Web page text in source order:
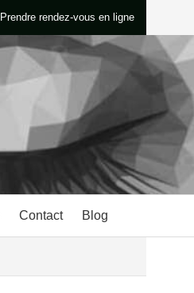
Prendre rendez-vous en ligne
Contact Blog